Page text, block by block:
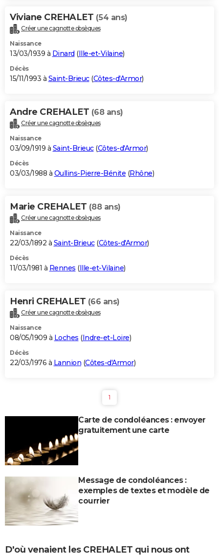
Viviane CREHALET (54 ans)
Créer une cagnotte obsèques
Naissance
13/03/1939 à Dinard (Ille-et-Vilaine)
Décès
15/11/1993 à Saint-Brieuc(Côtes-d'Armor)
Andre CREHALET (68 ans)
Créer une cagnotte obsèques
Naissance
03/09/1919 à Saint-Brieuc(Côtes-d'Armor)
Décès
03/03/1988 à Oullins-Pierre-Bénite (Rhône)
Marie CREHALET (88 ans)
Créer une cagnotte obsèques
Naissance
22/03/1892 à Saint-Brieuc(Côtes-d'Armor)
Décès
11/03/1981 à Rennes (Ille-et-Vilaine)
Henri CREHALET (66 ans)
Créer une cagnotte obsèques
Naissance
08/05/1909 à Loches (Indre-et-Loire)
Décès
22/03/1976 à Lannion (Côtes-d'Armor)
1
Carte de condoléances : envoyer
gratuitement une carte
Message de condoléances :
exemples de textes et modèle de
courrier
D'où venaient les CREHALET qui nous ont